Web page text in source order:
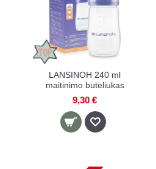
LANSINOH 240 ml
maitinimo buteliukas
9,30 €